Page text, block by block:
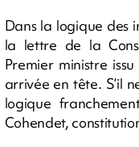
Dans la logique des
la lettre de la
Premier ministre
arrivée en tête. S’il
logique
Cohendet,